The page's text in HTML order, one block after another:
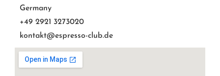
Germany
+49 2921 3273020
kontakt@espresso-club.de